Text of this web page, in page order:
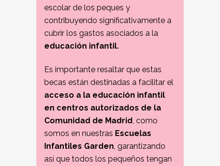
escolar de los peques y
contribuyendo significativamente a
cubrir los gastos asociados a la
educación infantil.
Es importante resaltar que estas
becas están destinadas a facilitar el
acceso a la educación infantil
en centros autorizados de la
Comunidad de Madrid, como
somos en nuestras Escuelas
Infantiles Garden, garantizando
así que todos los pequeños tengan